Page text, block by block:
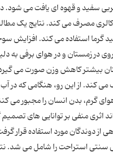
سفید و قهوه ای یافت می شود.
کالری مصرف می کند. نتایج یک
گرما استفاده می کند. افزایش
در زمستان و در هوای برفی به
بیشتر کاهش وزن صورت می
کند. از این رو، هنگامی که در آب
گرم، بدن انسان را مجبور می
اثری منفی بر توانایی های
از دوندگان مورد استفاده قرار
استراحت را شامل می شد.